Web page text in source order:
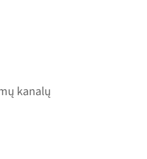
kanalų